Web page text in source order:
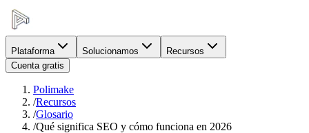
Plataforma Solucionamos
Recursos
Cuenta gratis
Polimake
/Recursos
/Glosario
/Qué significa SEO y cómo funciona en 2026